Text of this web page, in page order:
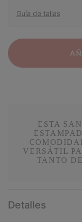
Guía de tallas
ESTA
VERSÁTIL
TANTO
Detalles